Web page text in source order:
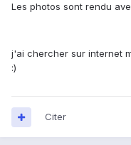
Les photos sont rendu
j'ai chercher sur internet
:)
Citer